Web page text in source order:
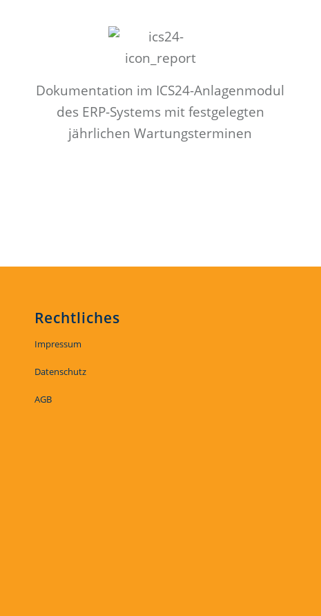
Dokumentation im ICS24-Anlagenmodul
des ERP-Systems mit festgelegten
jährlichen Wartungsterminen
Rechtliches
Impressum
Datenschutz
AGB